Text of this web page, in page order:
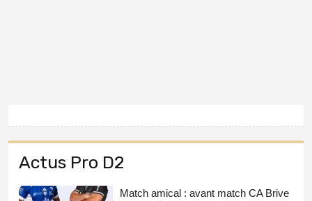
Actus Pro D2
Match amical : avant match CA Brive